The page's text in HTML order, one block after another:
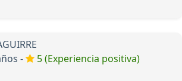
-
5 (Experiencia positiva)